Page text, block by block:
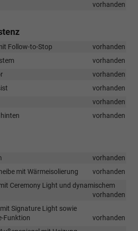
vorhanden
Follow-to-Stop
vorhanden
vorhanden
vorhanden
vorhanden
vorhanden
vorhanden
vorhanden
mit Wärmeisolierung
vorhanden
Ceremony Light und dynamischem
vorhanden
Signature Light sowie
Funktion
vorhanden